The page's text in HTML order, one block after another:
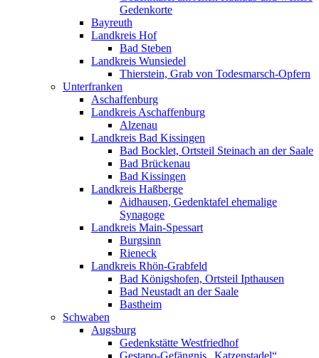
Gedenkorte
Bayreuth
Landkreis Hof
Bad Steben
Landkreis Wunsiedel
Thierstein, Grab von Todesmarsch-Opfern
Unterfranken
Aschaffenburg
Landkreis Aschaffenburg
Alzenau
Landkreis Bad Kissingen
Bad Bocklet, Ortsteil Steinach an der Saale
Bad Brückenau
Bad Kissingen
Landkreis Haßberge
Aidhausen, Gedenktafel ehemalige
Synagoge
Landkreis Main-Spessart
Burgsinn
Rieneck
Landkreis Rhön-Grabfeld
Bad Königshofen, Ortsteil Ipthausen
Bad Neustadt an der Saale
Bastheim
Schwaben
Augsburg
Gedenkstätte Westfriedhof
Gestapo-Gefängnis „Katzenstadel“